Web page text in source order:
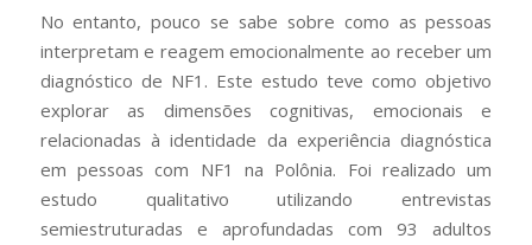
No entanto, pouco se sabe sobre como as pessoas
interpretam e reagem emocionalmente ao receber um
diagnóstico de NF1. Este estudo teve como objetivo
explorar as dimensões cognitivas, emocionais e
relacionadas à identidade da experiência diagnóstica
em pessoas com NF1 na Polônia. Foi realizado um
estudo qualitativo utilizando entrevistas
semiestruturadas e aprofundadas com 93 adultos